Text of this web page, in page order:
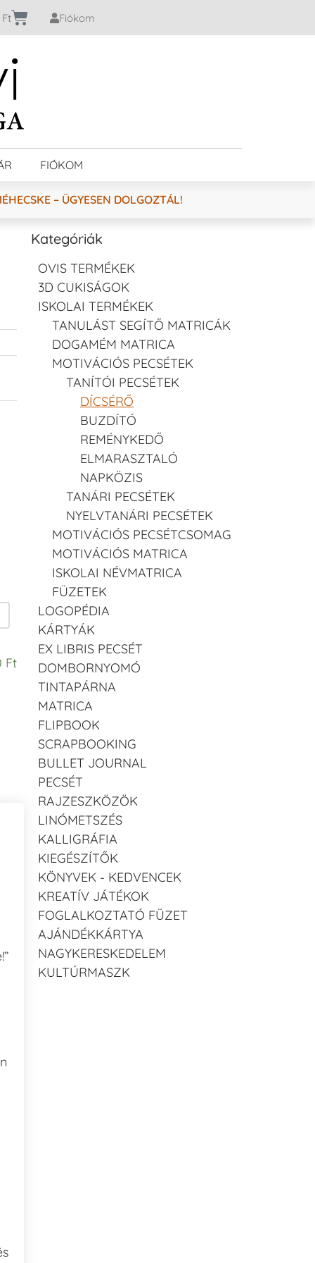
Ft Fiókom
FIÓKOM
– ÜGYESEN DOLGOZTÁL!
Ft
Kategóriák
OVIS TERMÉKEK
3D CUKISÁGOK
ISKOLAI TERMÉKEK
TANULÁST SEGÍTŐ MATRICÁK
DOGAMÉM MATRICA
MOTIVÁCIÓS PECSÉTEK
TANÍTÓI PECSÉTEK
DÍCSÉRŐ
BUZDÍTÓ
REMÉNYKEDŐ
ELMARASZTALÓ
NAPKÖZIS
TANÁRI PECSÉTEK
NYELVTANÁRI PECSÉTEK
MOTIVÁCIÓS PECSÉTCSOMAG
MOTIVÁCIÓS MATRICA
ISKOLAI NÉVMATRICA
FÜZETEK
LOGOPÉDIA
KÁRTYÁK
EX LIBRIS PECSÉT
DOMBORNYOMÓ
TINTAPÁRNA
MATRICA
FLIPBOOK
SCRAPBOOKING
BULLET JOURNAL
PECSÉT
RAJZESZKÖZÖK
LINÓMETSZÉS
KALLIGRÁFIA
KIEGÉSZÍTŐK
KÖNYVEK - KEDVENCEK
KREATÍV JÁTÉKOK
FOGLALKOZTATÓ FÜZET
AJÁNDÉKKÁRTYA
NAGYKERESKEDELEM
KULTÚRMASZK